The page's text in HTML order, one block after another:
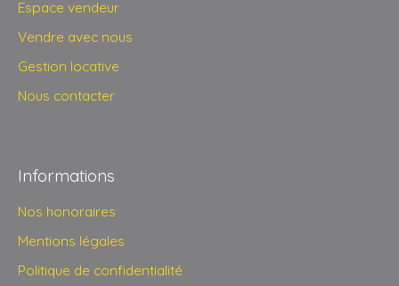
Espace vendeur
Vendre avec nous
Gestion locative
Nous contacter
Informations
Nos honoraires
Mentions légales
Politique de confidentialité